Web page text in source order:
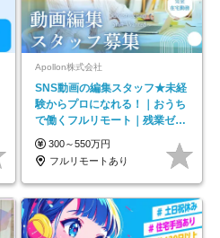
Apollon株式会社
SNS動画の編集スタッフ★未経
験からプロになれる！｜おうち
で働くフルリモート｜残業ゼロ
で18時退勤◎
300～550万円
フルリモートあり